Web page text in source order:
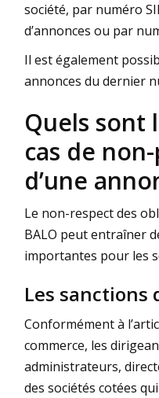
société, par numéro
d’annonces ou par
Il est également
annonces du dernier
Quels sont
cas de
d’une
Le non-respect des
BALO peut entraîner
importantes pour les
Les sanctions
Conformément à
commerce, les
administrateurs,
des sociétés cotées